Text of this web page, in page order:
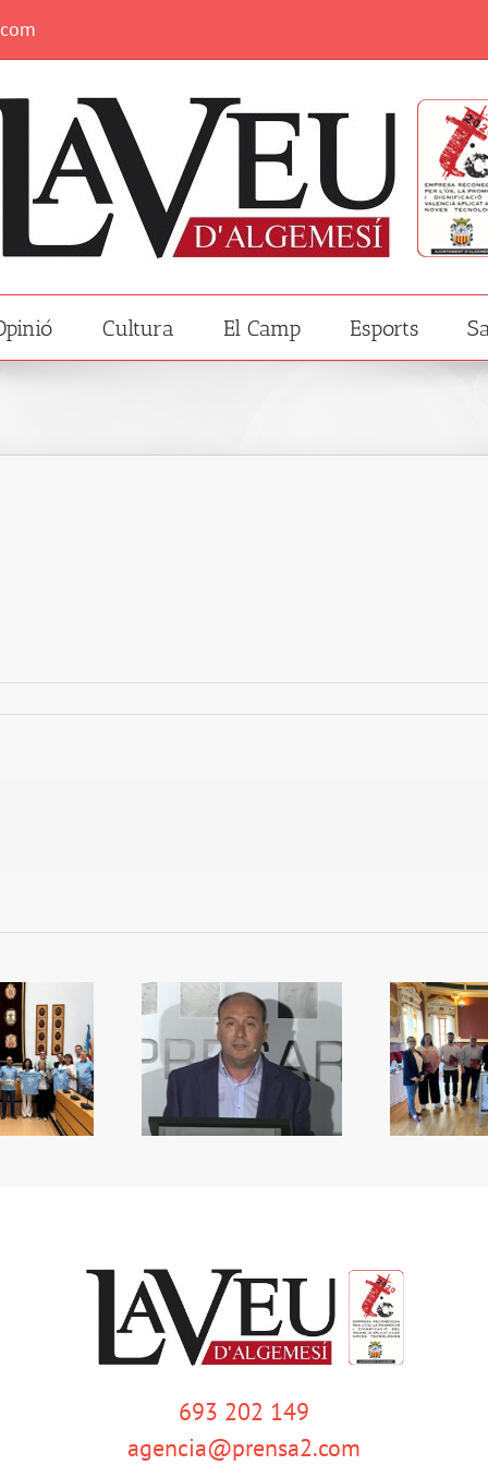
Cultura El Camp Esports
de Andreu
Alberola
Premis de la Ruta de la
693 202 149
agencia@prensa2.com